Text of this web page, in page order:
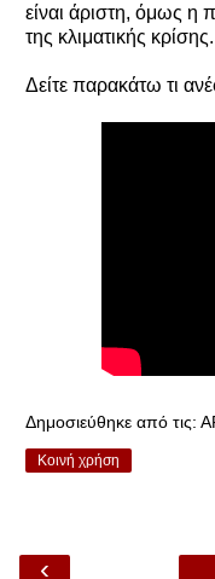
είναι άριστη, όμως η
της κλιματικής κρίσης.
Δείτε παρακάτω τι
Δημοσιεύθηκε από τις:
Κοινή χρήση
‹